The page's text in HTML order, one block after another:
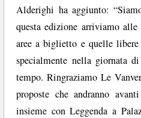
Alderighi ha aggiunto:
questa edizione arriviamo
aree a biglietto e quelle
specialmente nella giornata
tempo. Ringraziamo Le
proposte che andranno
insieme con Leggenda a